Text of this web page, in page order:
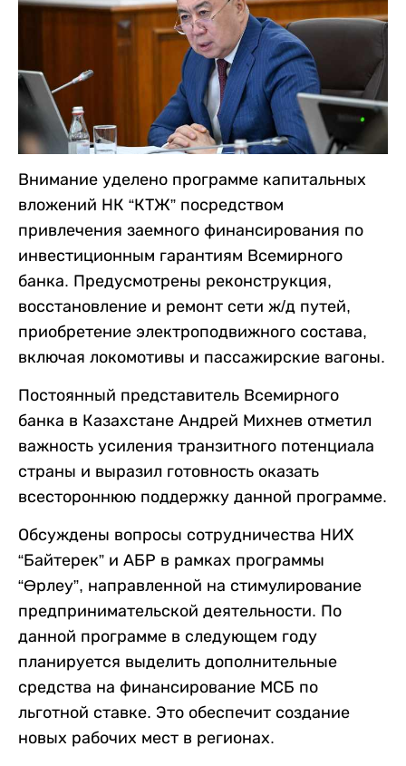
Внимание уделено программе капитальных
вложений НК “КТЖ” посредством
привлечения заемного финансирования по
инвестиционным гарантиям Всемирного
банка. Предусмотрены реконструкция,
восстановление и ремонт сети ж/д путей,
приобретение электроподвижного состава,
включая локомотивы и пассажирские вагоны.
Постоянный представитель Всемирного
банка в Казахстане Андрей Михнев отметил
важность усиления транзитного потенциала
страны и выразил готовность оказать
всестороннюю поддержку данной программе.
Обсуждены вопросы сотрудничества НИХ
“Байтерек” и АБР в рамках программы
“Өрлеу”, направленной на стимулирование
предпринимательской деятельности. По
данной программе в следующем году
планируется выделить дополнительные
средства на финансирование МСБ по
льготной ставке. Это обеспечит создание
новых рабочих мест в регионах.